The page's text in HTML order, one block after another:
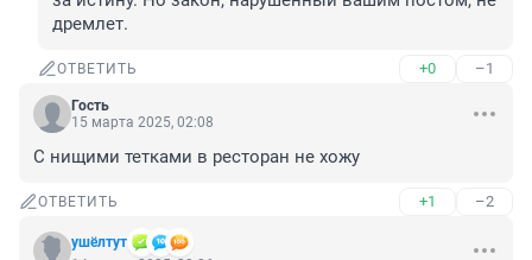
дремлет.
ОТВЕТИТЬ +0 –1
Гость
15 марта 2025, 02:08
С нищими тетками в ресторан не хожу
ОТВЕТИТЬ +1 –2
ушёлтут